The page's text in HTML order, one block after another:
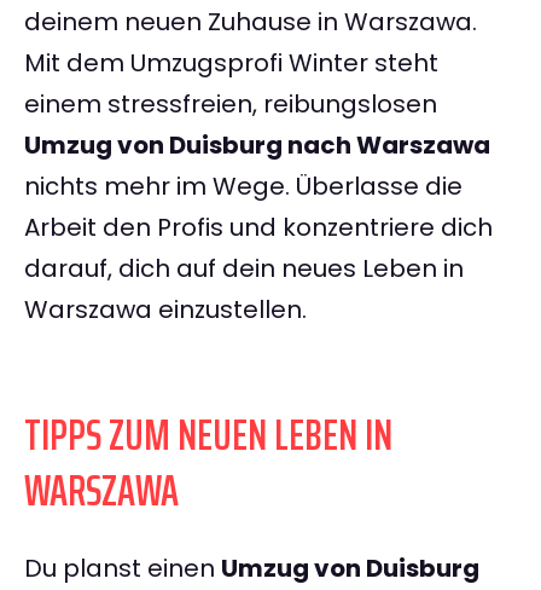
deinem neuen Zuhause in Warszawa.
Mit dem Umzugsprofi Winter steht
einem stressfreien, reibungslosen
Umzug von Duisburg nach Warszawa
nichts mehr im Wege. Überlasse die
Arbeit den Profis und konzentriere dich
darauf, dich auf dein neues Leben in
Warszawa einzustellen.
TIPPS ZUM NEUEN LEBEN IN
WARSZAWA
Du planst einen Umzug von Duisburg